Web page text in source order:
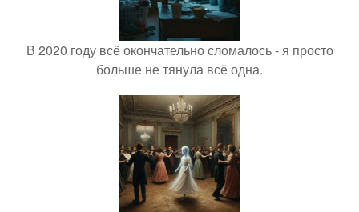
В 2020 году всё окончательно сломалось - я просто
больше не тянула всё одна.